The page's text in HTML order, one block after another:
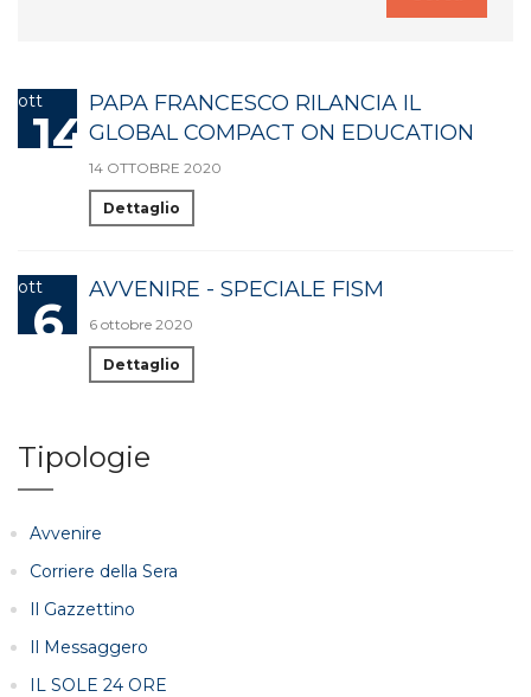
ott
14
PAPA FRANCESCO RILANCIA IL
GLOBAL COMPACT ON EDUCATION
14 OTTOBRE 2020
Dettaglio
ott
6
AVVENIRE - SPECIALE FISM
6 ottobre 2020
Dettaglio
Tipologie
Avvenire
Corriere della Sera
Il Gazzettino
Il Messaggero
IL SOLE 24 ORE